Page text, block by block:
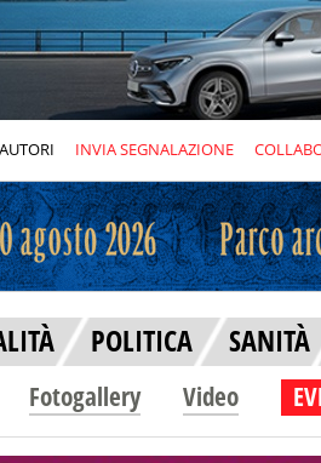
AUTORI INVIA SEGNALAZIONE
POLITICA SANITÀ
Fotogallery Video